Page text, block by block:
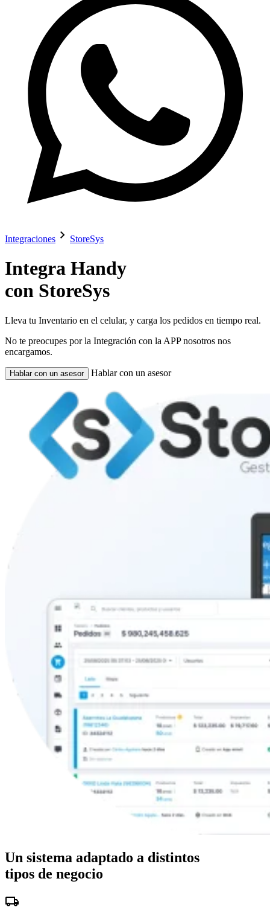
Integraciones chevron_right StoreSys
Integra Handy
con StoreSys
Lleva tu Inventario en el celular, y carga los pedidos en tiempo real.
No te preocupes por la Integración con la APP nosotros nos
encargamos.
Hablar con un asesor Hablar con un asesor
Un sistema adaptado a distintos
tipos de negocio
local_shipping